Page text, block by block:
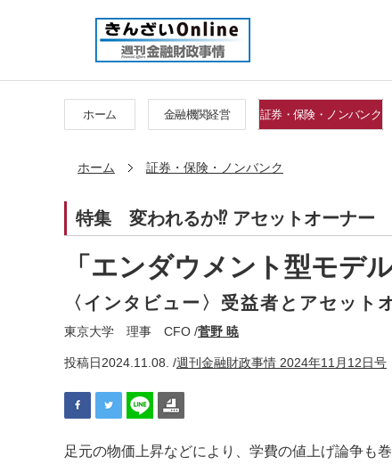
ホーム 金融機関経営 証券・保険・ノンバンク
ホーム 証券・保険・ノンバンク
特集 変われるか⁉ アセットオーナー
「エンダウメント型モデ
〈インタビュー〉受益者とアセッ
東京大学 理事 CFO /菅野 暁
投稿日2024.11.08. /週刊金融財政事情 2024年11月12日号
足元の物価上昇などにより、学費の値上げ論争も